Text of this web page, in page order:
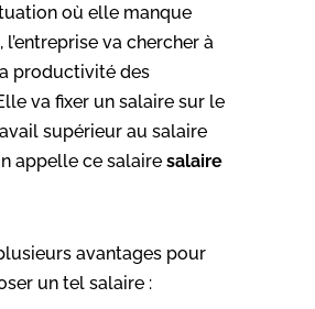
où elle manque
l’entreprise va chercher à
productivité des
va fixer un salaire sur le
supérieur au salaire
appelle ce salaire salaire
avantages pour
un tel salaire :